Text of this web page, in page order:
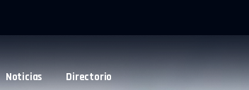
Noticias Directorio